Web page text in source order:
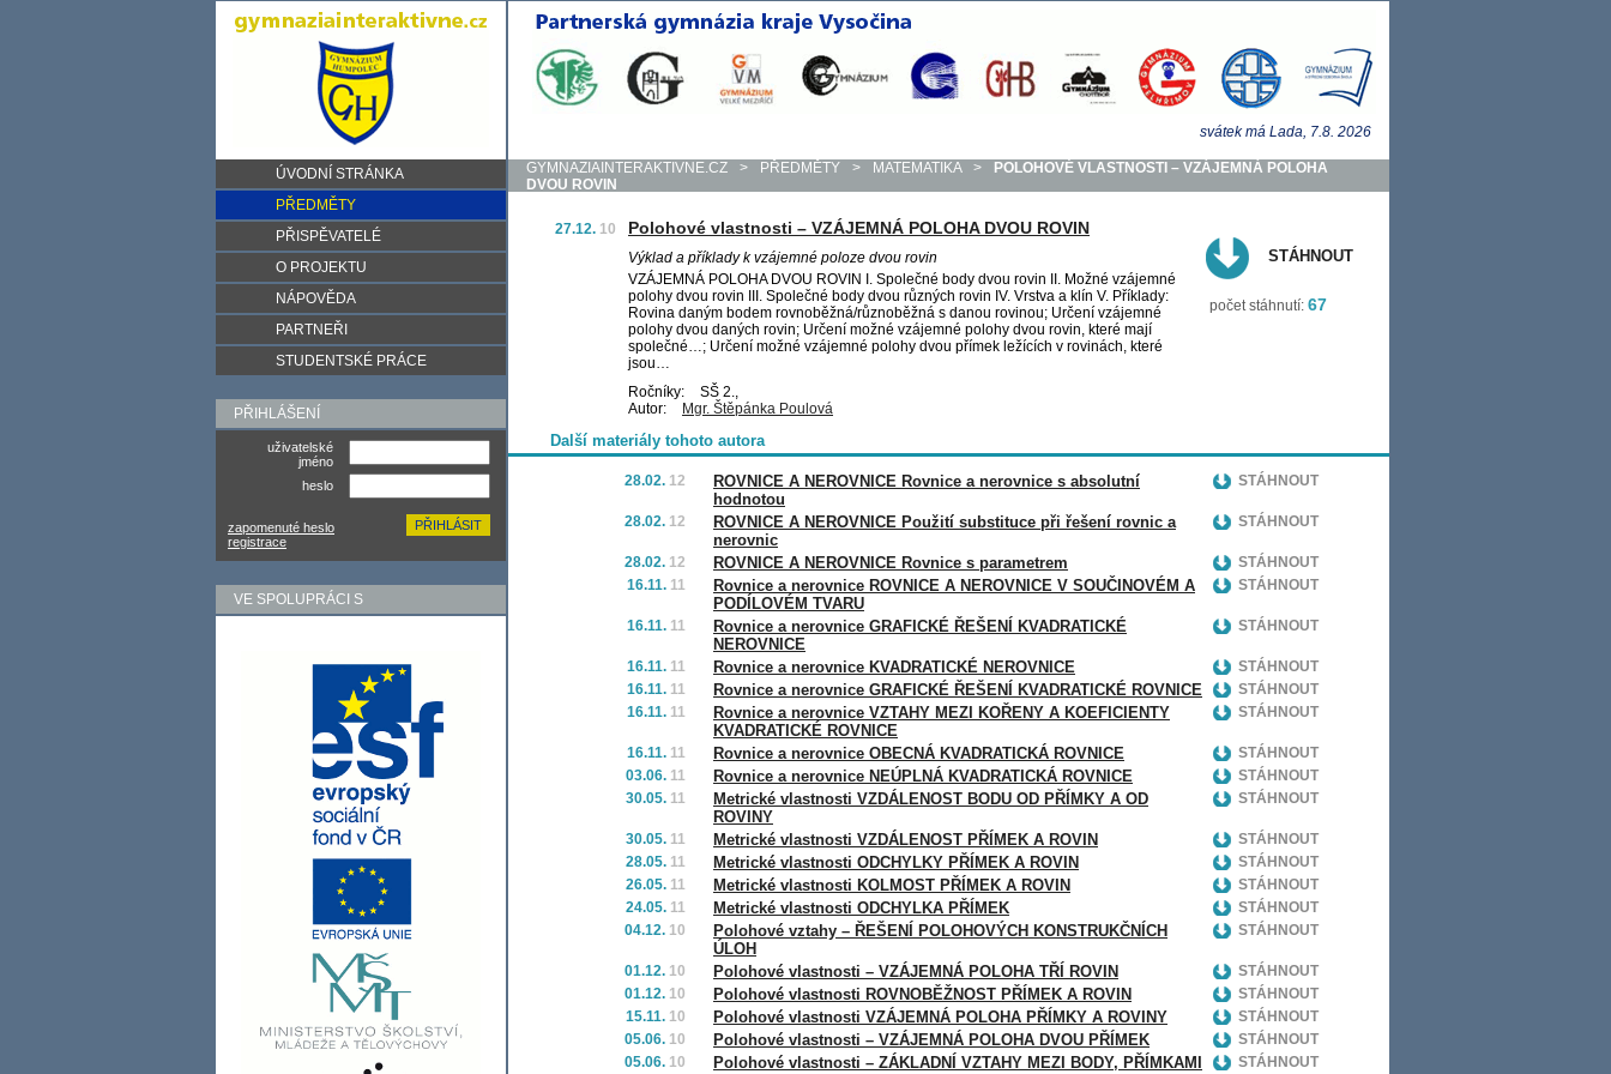
ÚVODNÍ STRÁNKA
PŘEDMĚTY
PŘISPĚVATELÉ
O PROJEKTU
NÁPOVĚDA
PARTNEŘI
STUDENTSKÉ PRÁCE
PŘIHLÁŠENÍ
uživatelské
jméno
heslo
zapomenuté heslo
registrace
VE SPOLUPRÁCI S
svátek má Lada, 7.8. 2026
GYMNAZIAINTERAKTIVNE.CZ > PŘEDMĚTY > MATEMATIKA >
POLOHOVÉ VLASTNOSTI – VZÁJEMNÁ POLOHA
DVOU ROVIN
27.12. 10 Polohové vlastnosti – VZÁJEMNÁ POLOHA DVOU ROVIN
Výklad a příklady k vzájemné poloze dvou rovin
VZÁJEMNÁ POLOHA DVOU ROVIN I. Společné body dvou rovin II. Možné vzájemné
polohy dvou rovin III. Společné body dvou různých rovin IV. Vrstva a klín V. Příklady:
Rovina daným bodem rovnoběžná/různoběžná s danou rovinou; Určení vzájemné
polohy dvou daných rovin; Určení možné vzájemné polohy dvou rovin, které mají
společné…; Určení možné vzájemné polohy dvou přímek ležících v rovinách, které
jsou…
Ročníky:
SŠ 2.,
Autor:
Mgr. Štěpánka Poulová
STÁHNOUT
počet stáhnutí: 67
Další materiály tohoto autora
28.02. 12
ROVNICE A NEROVNICE Rovnice a nerovnice s absolutní
hodnotou
STÁHNOUT
28.02. 12
ROVNICE A NEROVNICE Použití substituce při řešení rovnic a
nerovnic
STÁHNOUT
28.02. 12 ROVNICE A NEROVNICE Rovnice s parametrem
STÁHNOUT
16.11. 11
Rovnice a nerovnice ROVNICE A NEROVNICE V SOUČINOVÉM A
PODÍLOVÉM TVARU
STÁHNOUT
16.11. 11
Rovnice a nerovnice GRAFICKÉ ŘEŠENÍ KVADRATICKÉ
NEROVNICE
STÁHNOUT
16.11. 11 Rovnice a nerovnice KVADRATICKÉ NEROVNICE
STÁHNOUT
16.11. 11 Rovnice a nerovnice GRAFICKÉ ŘEŠENÍ KVADRATICKÉ ROVNICE
STÁHNOUT
16.11. 11
Rovnice a nerovnice VZTAHY MEZI KOŘENY A KOEFICIENTY
KVADRATICKÉ ROVNICE
STÁHNOUT
16.11. 11 Rovnice a nerovnice OBECNÁ KVADRATICKÁ ROVNICE
STÁHNOUT
03.06. 11 Rovnice a nerovnice NEÚPLNÁ KVADRATICKÁ ROVNICE
STÁHNOUT
30.05. 11
Metrické vlastnosti VZDÁLENOST BODU OD PŘÍMKY A OD
ROVINY
STÁHNOUT
30.05. 11 Metrické vlastnosti VZDÁLENOST PŘÍMEK A ROVIN
STÁHNOUT
28.05. 11 Metrické vlastnosti ODCHYLKY PŘÍMEK A ROVIN
STÁHNOUT
26.05. 11 Metrické vlastnosti KOLMOST PŘÍMEK A ROVIN
STÁHNOUT
24.05. 11 Metrické vlastnosti ODCHYLKA PŘÍMEK
STÁHNOUT
04.12. 10
Polohové vztahy – ŘEŠENÍ POLOHOVÝCH KONSTRUKČNÍCH
ÚLOH
STÁHNOUT
01.12. 10 Polohové vlastnosti – VZÁJEMNÁ POLOHA TŘÍ ROVIN
STÁHNOUT
01.12. 10 Polohové vlastnosti ROVNOBĚŽNOST PŘÍMEK A ROVIN
STÁHNOUT
15.11. 10 Polohové vlastnosti VZÁJEMNÁ POLOHA PŘÍMKY A ROVINY
STÁHNOUT
05.06. 10 Polohové vlastnosti – VZÁJEMNÁ POLOHA DVOU PŘÍMEK
STÁHNOUT
05.06. 10
Polohové vlastnosti – ZÁKLADNÍ VZTAHY MEZI BODY, PŘÍMKAMI
STÁHNOUT